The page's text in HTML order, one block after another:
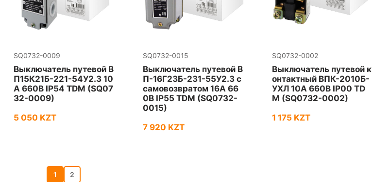
SQ0732-0009
Выключатель путевой В
П15К21Б-221-54У2.3 10
А 660В IP54 TDM (SQ07
32-0009)
5 050 KZT
SQ0732-0015
Выключатель путевой В
П-16Г23Б-231-55У2.3 с
самовозвратом 16А 66
0В IP55 TDM (SQ0732-
0015)
7 920 KZT
SQ0732-0002
Выключатель путевой к
онтактный ВПК-2010Б-
УХЛ 10А 660В IP00 TD
M (SQ0732-0002)
1 175 KZT
1 2